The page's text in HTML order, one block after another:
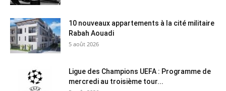
10 nouveaux appartements à la cité militaire
Rabah Aouadi
5 août 2026
Ligue des Champions UEFA : Programme de
mercredi au troisième tour...